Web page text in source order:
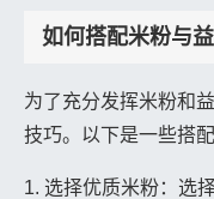
如何搭配米粉与
为了充分发挥米粉和
技巧。以下是一些搭配
1. 选择优质米粉：选